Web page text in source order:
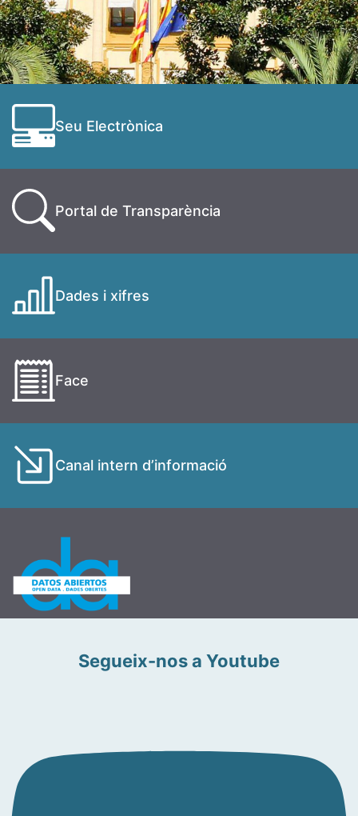
Seu Electrònica
Portal de Transparència
Dades i xifres
Face
Canal intern d’informació
Segueix-nos a Youtube